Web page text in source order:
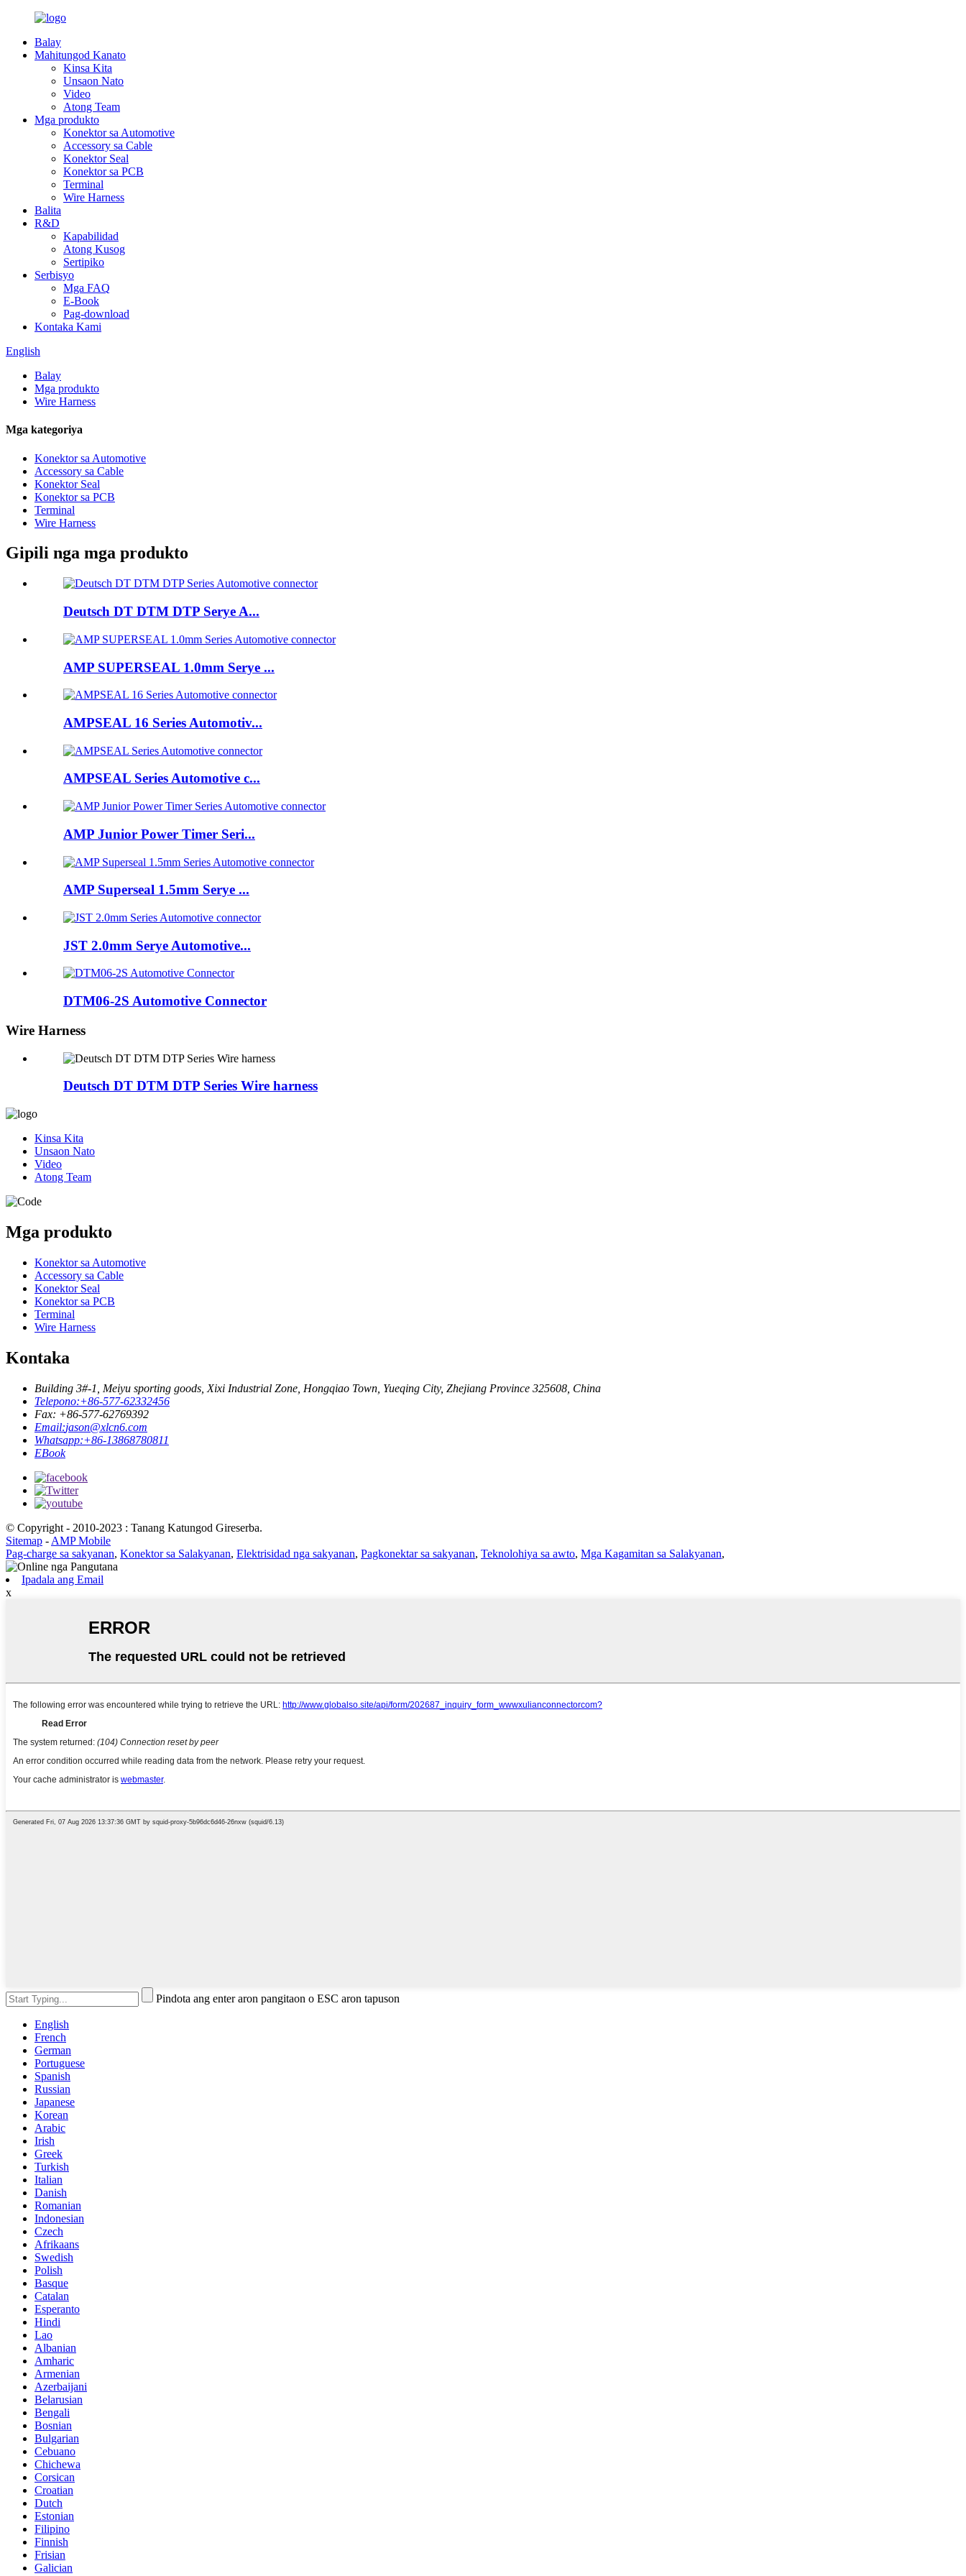
Balay
Mahitungod Kanato
Kinsa Kita
Unsaon Nato
Video
Atong Team
Mga produkto
Konektor sa Automotive
Accessory sa Cable
Konektor Seal
Konektor sa PCB
Terminal
Wire Harness
Balita
R&D
Kapabilidad
Atong Kusog
Sertipiko
Serbisyo
Mga FAQ
E-Book
Pag-download
Kontaka Kami
English
Balay
Mga produkto
Wire Harness
Mga kategoriya
Konektor sa Automotive
Accessory sa Cable
Konektor Seal
Konektor sa PCB
Terminal
Wire Harness
Gipili nga mga produkto
Deutsch DT DTM DTP Serye A...
AMP SUPERSEAL 1.0mm Serye ...
AMPSEAL 16 Series Automotiv...
AMPSEAL Series Automotive c...
AMP Junior Power Timer Seri...
AMP Superseal 1.5mm Serye ...
JST 2.0mm Serye Automotive...
DTM06-2S Automotive Connector
Wire Harness
Deutsch DT DTM DTP Series Wire harness
Kinsa Kita
Unsaon Nato
Video
Atong Team
Mga produkto
Konektor sa Automotive
Accessory sa Cable
Konektor Seal
Konektor sa PCB
Terminal
Wire Harness
Kontaka
Building 3#-1, Meiyu sporting goods, Xixi Industrial Zone, Hongqiao Town, Yueqing City, Zhejiang Province 325608, China
Telepono:+86-577-62332456
Fax: +86-577-62769392
Email:jason@xlcn6.com
Whatsapp:+86-13868780811
EBook
© Copyright - 2010-2023 : Tanang Katungod Gireserba.
Sitemap - AMP Mobile
Pag-charge sa sakyanan, Konektor sa Salakyanan, Elektrisidad nga sakyanan, Pagkonektar sa sakyanan, Teknolohiya sa awto, Mga Kagamitan sa Salakyanan,
Ipadala ang Email
x
Pindota ang enter aron pangitaon o ESC aron tapuson
English
French
German
Portuguese
Spanish
Russian
Japanese
Korean
Arabic
Irish
Greek
Turkish
Italian
Danish
Romanian
Indonesian
Czech
Afrikaans
Swedish
Polish
Basque
Catalan
Esperanto
Hindi
Lao
Albanian
Amharic
Armenian
Azerbaijani
Belarusian
Bengali
Bosnian
Bulgarian
Cebuano
Chichewa
Corsican
Croatian
Dutch
Estonian
Filipino
Finnish
Frisian
Galician